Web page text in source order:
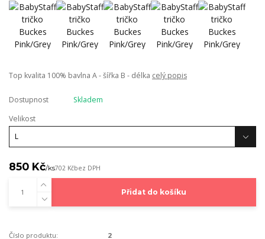
Top kvalita 100% bavlna A - šířka B - délka celý popis
Dostupnost
Skladem
Velikost
850 Kč/ks702 Kčbez DPH
Přidat do košíku
Číslo produktu:
2